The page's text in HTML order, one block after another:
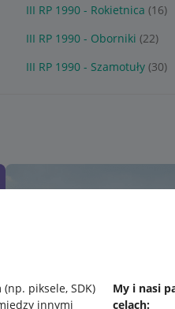
(np. piksele, SDK)
innymi
My i nasi
celach:
III RP 1990 - Rokietnica (16)
III RP 1990 - Oborniki (22)
III RP 1990 - Szamotuły (30)